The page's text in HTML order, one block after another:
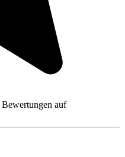
Bewertungen auf